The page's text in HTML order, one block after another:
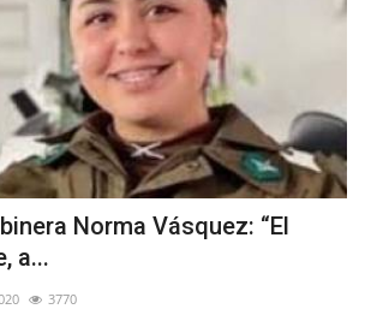
Norma Vásquez: “El
a...
3770